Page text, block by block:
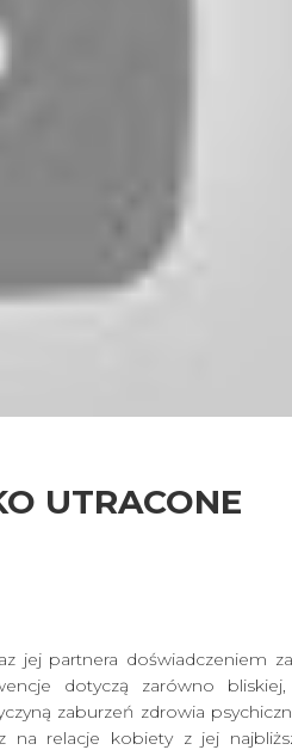
UTRACONE
jej partnera doświadczeniem
dotyczą zarówno
zaburzeń zdrowia
na relacje kobiety z jej